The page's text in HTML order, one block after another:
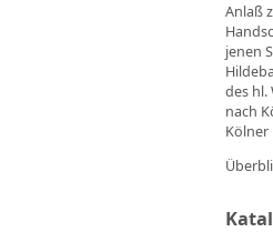
Anlaß
jenen
des hl.
nach